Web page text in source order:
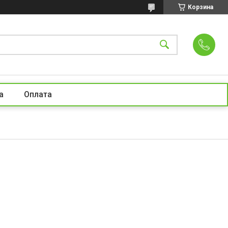
Корзина
Оплата